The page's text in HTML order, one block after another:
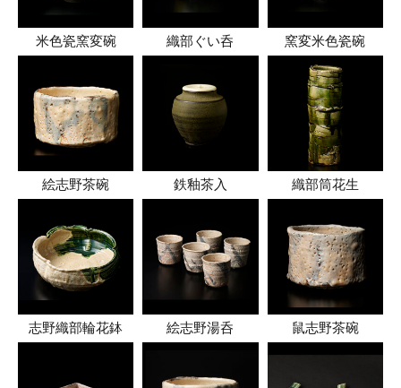
米色瓷窯変碗 織部ぐい呑 窯変米色瓷碗
絵志野茶碗 鉄釉茶入 織部筒花生
志野織部輪花鉢 絵志野湯呑 鼠志野茶碗